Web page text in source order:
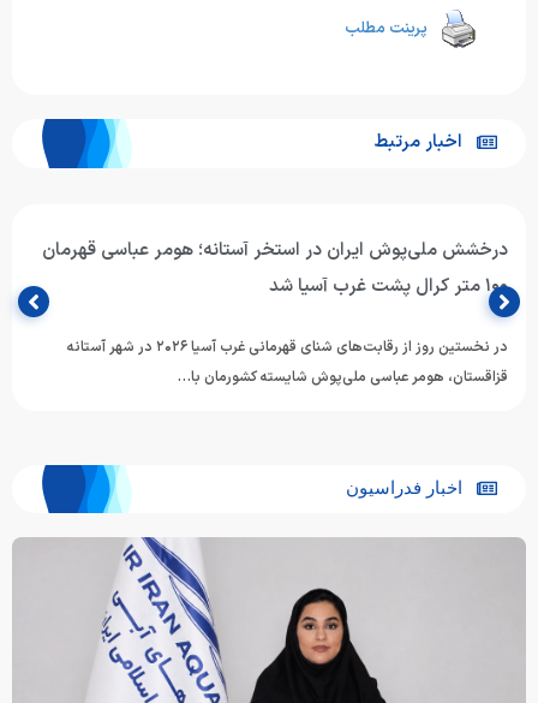
پرینت مطلب
اخبار مرتبط
حضور هومر عباسی در قهرمانی شنای غرب آسیا؛
هومر عباسی شناگر ملی‌پوش ایران، برای حضور در رقابت‌های
آسیا (AOSI West Asian Swimming Championships) وارد شهر…
اخبار فدراسیون